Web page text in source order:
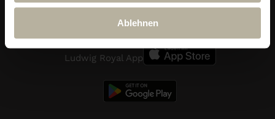
Ablehnen
reservierung@hotel-ludwig-royal.de
Ludwig Royal App